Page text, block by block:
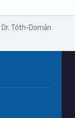
Dr. Tóth-Domán